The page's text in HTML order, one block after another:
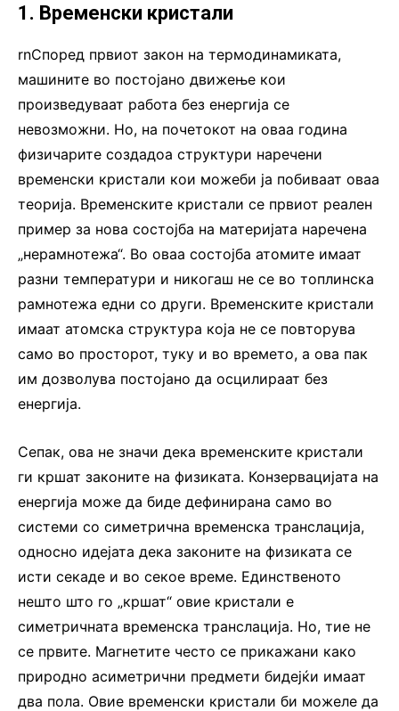
1. Временски кристали
rnСпоред првиот закон на термодинамиката,
машините во постојано движење кои
произведуваат работа без енергија се
невозможни. Но, на почетокот на оваа година
физичарите создадоа структури наречени
временски кристали кои можеби ја побиваат оваа
теорија. Временските кристали се првиот реален
пример за нова состојба на материјата наречена
„нерамнотежа“. Во оваа состојба атомите имаат
разни температури и никогаш не се во топлинска
рамнотежа едни со други. Временските кристали
имаат атомска структура која не се повторува
само во просторот, туку и во времето, а ова пак
им дозволува постојано да осцилираат без
енергија.
Сепак, ова не значи дека временските кристали
ги кршат законите на физиката. Конзервацијата на
енергија може да биде дефинирана само во
системи со симетрична временска транслација,
односно идејата дека законите на физиката се
исти секаде и во секое време. Единственото
нешто што го „кршат“ овие кристали е
симетричната временска транслација. Но, тие не
се првите. Магнетите често се прикажани како
природно асиметрични предмети бидејќи имаат
два пола. Овие временски кристали би можеле да